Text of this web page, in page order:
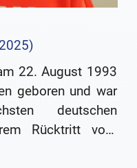
22. August 1993
geboren und war
deutschen
Rücktritt vom
sich intensiv dem